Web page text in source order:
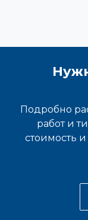
Подробно
работ и
стоимость